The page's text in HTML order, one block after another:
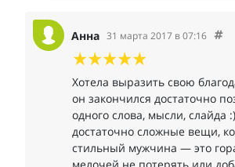
Анна 31 марта 2017 в 07:16
Хотела выразить свою
он закончился достаточно
одного слова, мысли, слайда
достаточно сложные вещи,
стильный мужчина — это